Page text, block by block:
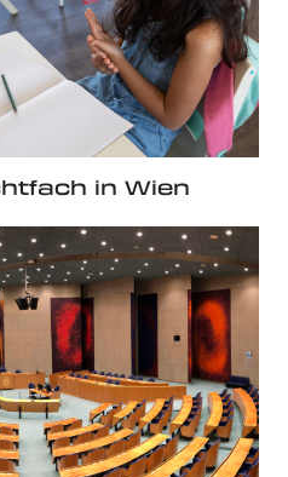
in Wien